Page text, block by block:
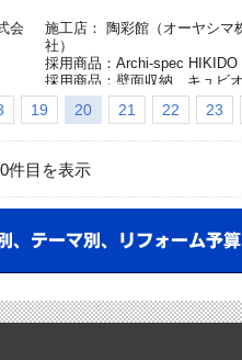
会
施工店： 陶彩館（オーヤシマ
社）
採用商品：Archi-spec HIKIDO
採用商品：壁面収納 キュビ
採用商品：床暖房 フリーほ
採用商品：LED照明 ダウン
19 20 21 22 23
件目を表示